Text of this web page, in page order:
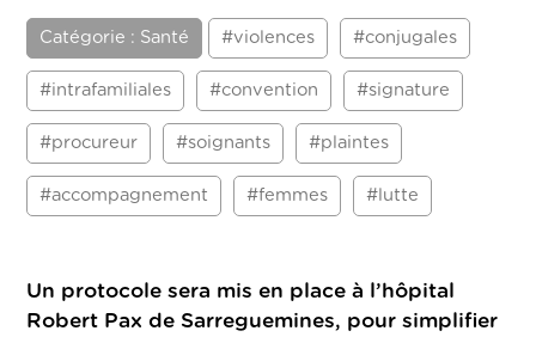
Catégorie : Santé #violences #conjugales
#intrafamiliales #convention #signature
#procureur #soignants #plaintes
#accompagnement #femmes #lutte
Un protocole sera mis en place à l’hôpital
Robert Pax de Sarreguemines, pour simplifier